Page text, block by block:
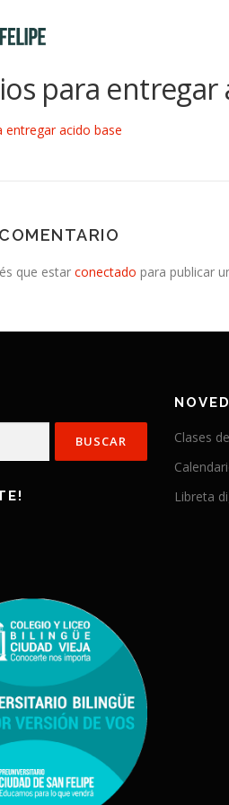
para entregar
entregar acido base
que estar conectado para publicar
Clases
Libreta